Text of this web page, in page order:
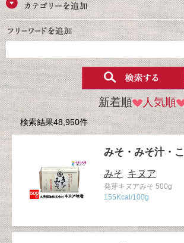
新着順 人気順
検索結果48,950件
みそ・みそ汁・
みそ キヌア
発芽キヌアみそ 500g
155Kcal/100g